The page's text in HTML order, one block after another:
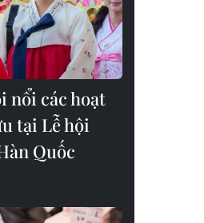
nổi các hoạt
tại Lễ hội
Quốc